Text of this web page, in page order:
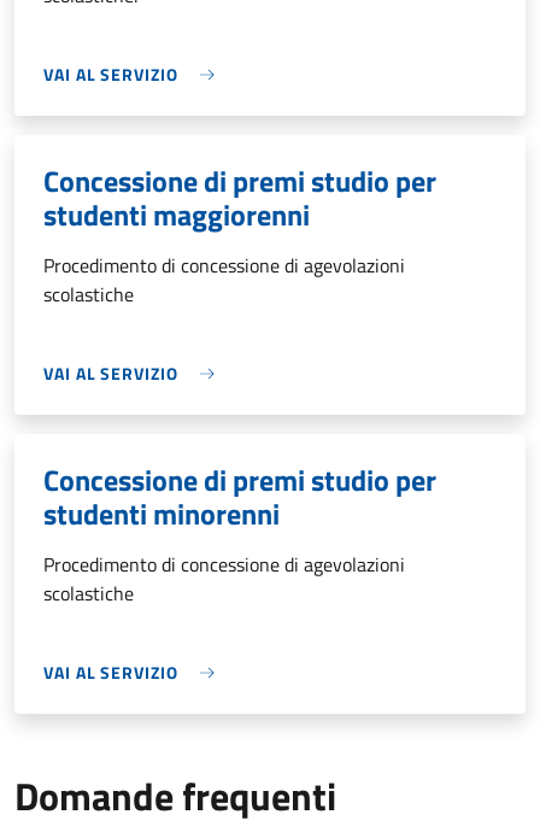
VAI AL SERVIZIO
Concessione di premi studio per
studenti maggiorenni
Procedimento di concessione di agevolazioni
scolastiche
VAI AL SERVIZIO
Concessione di premi studio per
studenti minorenni
Procedimento di concessione di agevolazioni
scolastiche
VAI AL SERVIZIO
Domande frequenti